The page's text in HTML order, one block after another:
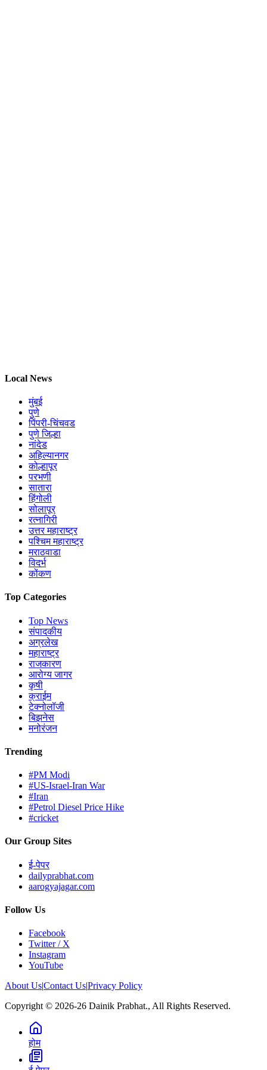
Local News
मुंबई
पुणे
पिंपरी-चिंचवड
पुणे जिल्हा
नांदेड
अहिल्यानगर
कोल्हापूर
परभणी
सातारा
हिंगोली
सोलापूर
रत्नागिरी
उत्तर महाराष्ट्र
पश्चिम महाराष्ट्र
मराठवाडा
विदर्भ
कोंकण
Top Categories
Top News
संपादकीय
अग्रलेख
महाराष्ट्र
राजकारण
आरोग्य जागर
कृषी
क्राईम
टेक्नोलॉजी
बिझनेस
मनोरंजन
Trending
#PM Modi
#US-Israel-Iran War
#Iran
#Petrol Diesel Price Hike
#cricket
Our Group Sites
ई-पेपर
dailyprabhat.com
aarogyajagar.com
Follow Us
Facebook
Twitter / X
Instagram
YouTube
About Us|Contact Us|Privacy Policy
Copyright © 2026-26 Dainik Prabhat., All Rights Reserved.
होम